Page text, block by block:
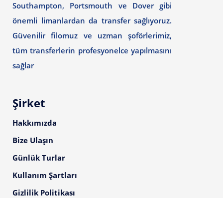
Southampton, Portsmouth ve Dover gibi
önemli limanlardan da transfer sağlıyoruz.
Güvenilir filomuz ve uzman şoförlerimiz,
tüm transferlerin profesyonelce yapılmasını
sağlar
Şirket
Hakkımızda
Bize Ulaşın
Günlük Turlar
Kullanım Şartları
Gizlilik Politikası